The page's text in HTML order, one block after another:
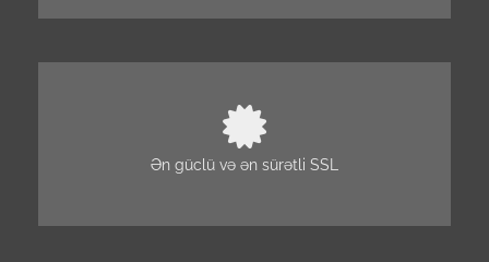
Ən güclü və ən sürətli SSL